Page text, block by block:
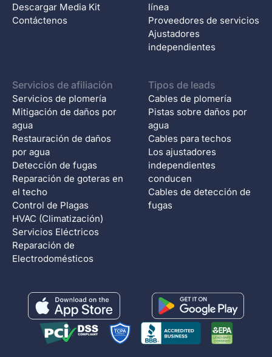
Descargar Media Kit
Contáctenos
línea
Proveedores de servicios
Ajustadores
independientes
Servicios de afiliación
Servicios de plomería
Mitigación de daños por
agua
Restauración de daños
por agua
Detección de fugas
Reparación de goteras en
el techo
Control de Plagas
HVAC (Climatización)
Servicios Eléctricos
Reparación de
Electrodomésticos
Tipos de leads
Cables de plomería
Pistas sobre daños por
agua
Cables para techos
Los ajustadores
independientes
conducen
Cables de detección de
fugas